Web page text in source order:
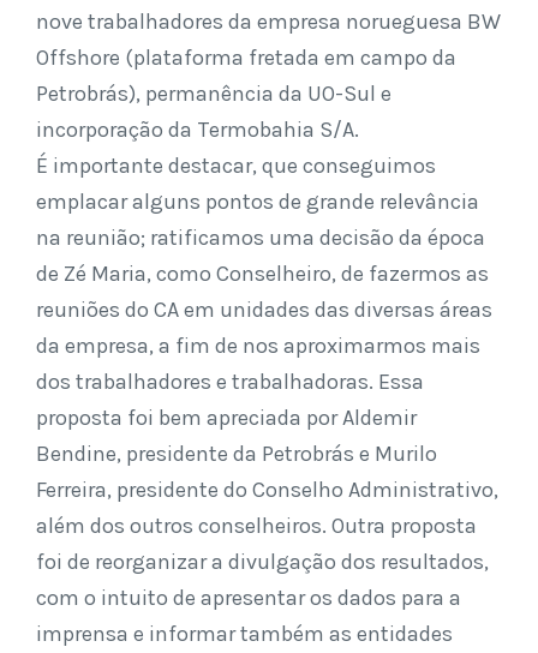
nove trabalhadores da empresa norueguesa BW
Offshore (plataforma fretada em campo da
Petrobrás), permanência da UO-Sul e
incorporação da Termobahia S/A.
É importante destacar, que conseguimos
emplacar alguns pontos de grande relevância
na reunião; ratificamos uma decisão da época
de Zé Maria, como Conselheiro, de fazermos as
reuniões do CA em unidades das diversas áreas
da empresa, a fim de nos aproximarmos mais
dos trabalhadores e trabalhadoras. Essa
proposta foi bem apreciada por Aldemir
Bendine, presidente da Petrobrás e Murilo
Ferreira, presidente do Conselho Administrativo,
além dos outros conselheiros. Outra proposta
foi de reorganizar a divulgação dos resultados,
com o intuito de apresentar os dados para a
imprensa e informar também as entidades